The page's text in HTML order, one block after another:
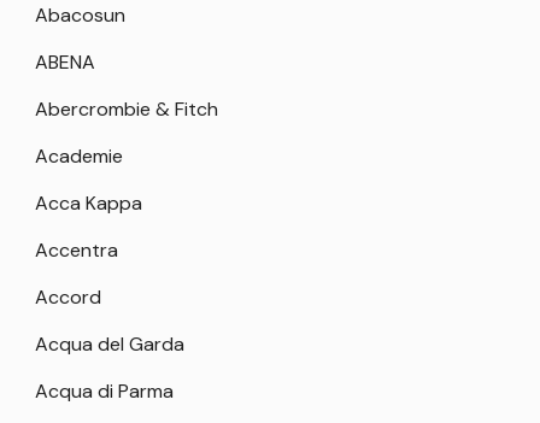
Abacosun
ABENA
Abercrombie & Fitch
Academie
Acca Kappa
Accentra
Accord
Acqua del Garda
Acqua di Parma